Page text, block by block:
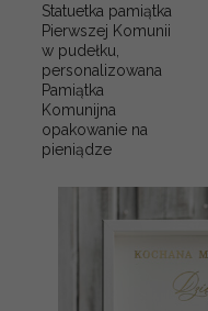
Statuetka pamiątka
Pierwszej Komunii
w pudełku,
personalizowana
Pamiątka
Komunijna
opakowanie na
pieniądze